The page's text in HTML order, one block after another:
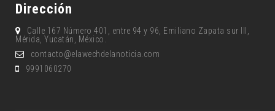
Dirección
Calle 167 Número 401, entre 94 y 96, Emiliano Zapata sur lll,
Mérida, Yucatán, México.
contacto@elawechdelanoticia.com
9991060270